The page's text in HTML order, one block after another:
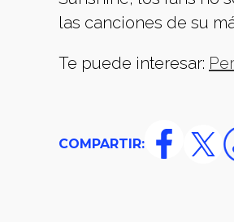
las canciones de su
Te puede interesar:
COMPARTIR: